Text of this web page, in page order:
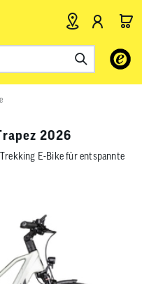
Verwende
Pfeile
nach
das
2026
E-Bike für entspannte